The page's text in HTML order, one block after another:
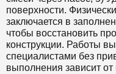
поверхности.
заключается в
чтобы восстановить
конструкции. Работы
специалистами без
выполнения зависит